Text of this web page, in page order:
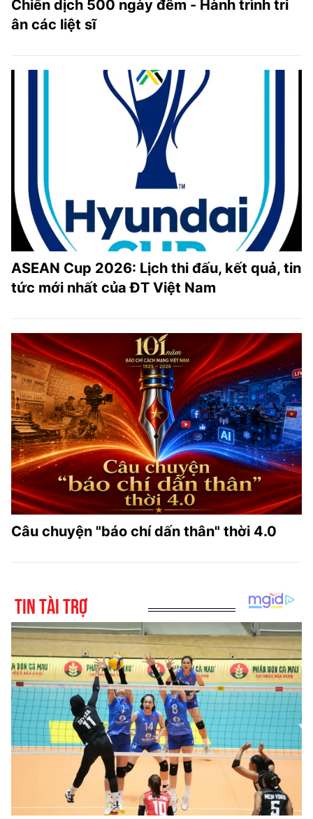
Chiến dịch 500 ngày đêm - Hành trình tri
ân các liệt sĩ
ASEAN Cup 2026: Lịch thi đấu, kết quả, tin
tức mới nhất của ĐT Việt Nam
Câu chuyện "báo chí dấn thân" thời 4.0